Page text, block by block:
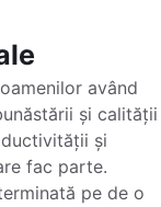
având
și calității
și
fac parte.
pe de o